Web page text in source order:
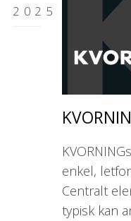
2025
enkel,
Centralt
typisk kan